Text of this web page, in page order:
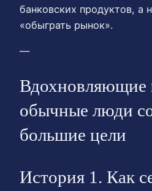
банковских продуктов, а
«обыграть рынок».
—
Вдохновляющие
обычные люди
большие цели
История 1. Как